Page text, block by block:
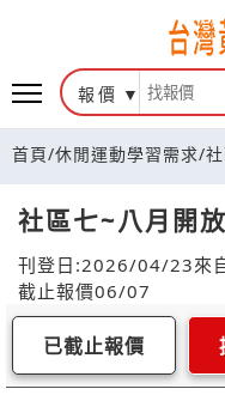
報價
首頁/休閒運動學習需求/
社區七~八月開
刊登日:2026/04/23來
截止報價06/07
已截止報價